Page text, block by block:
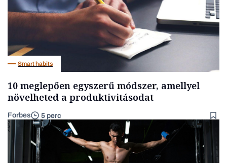
Smart habits
10 meglepően egyszerű módszer, amellyel
növelheted a produktivitásodat
Forbes 5 perc